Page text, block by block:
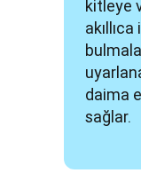
kitleye
daima
sağlar.